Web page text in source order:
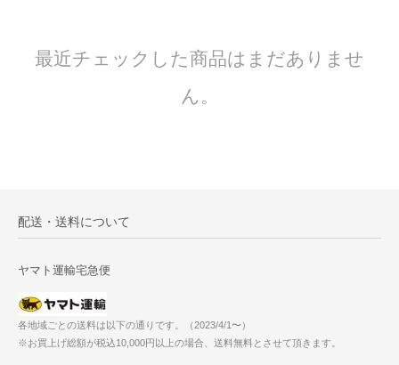
最近チェックした商品はまだありませ
ん。
配送・送料について
ヤマト運輸宅急便
各地域ごとの送料は以下の通りです。（2023/4/1〜）
※お買上げ総額が税込10,000円以上の場合、送料無料とさせて頂きます。